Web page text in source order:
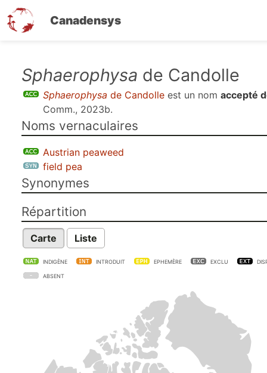
Canadensys
contenu
Sphaerophysa de Candolle
Sphaerophysa de Candolle est un nom accepté
Comm., 2023b.
Noms vernaculaires
Austrian peaweed
field pea
Synonymes
Répartition
Carte Liste
INDIGÈNE INTRODUIT EPHEMÈRE EXCLU
ABSENT